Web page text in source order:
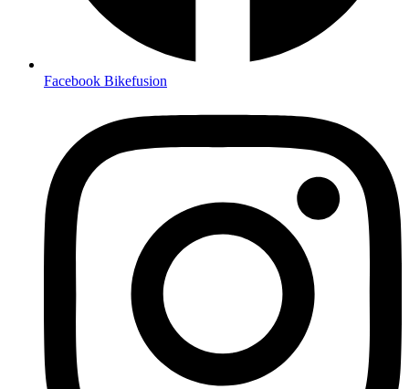
Facebook Bikefusion